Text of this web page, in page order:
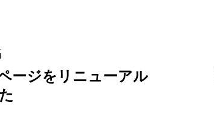
ージをリニューアル